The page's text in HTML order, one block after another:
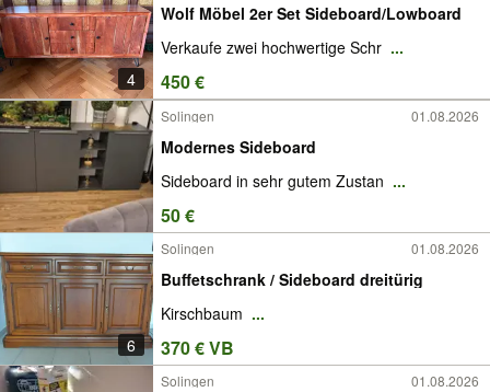
4
Wolf Möbel 2er Set Sideboard/Lowboard
Verkaufe zwei hochwertige Schr ...
450 €
Solingen 01.08.2026
Modernes Sideboard
Sideboard in sehr gutem Zustan ...
50 €
6
Solingen 01.08.2026
Buffetschrank / Sideboard dreitürig
Kirschbaum ...
370 € VB
Solingen 01.08.2026